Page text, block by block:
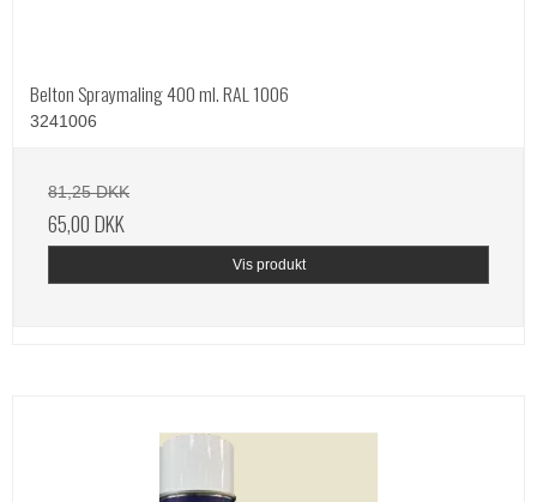
Belton Spraymaling 400 ml. RAL 1006
3241006
81,25 DKK
65,00 DKK
Vis produkt